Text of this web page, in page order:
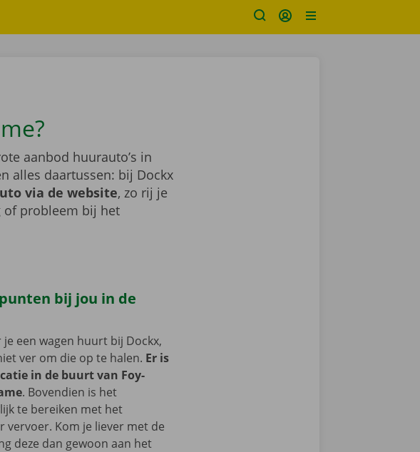
aanbod huurauto’s in
alles daartussen: bij Dockx
via de website, zo rij je
of probleem bij het
bij jou in de
je een wagen huurt bij Dockx,
ver om die op te halen. Er is
in de buurt van Foy-
. Bovendien is het
te bereiken met het
vervoer. Kom je liever met de
deze dan gewoon aan het